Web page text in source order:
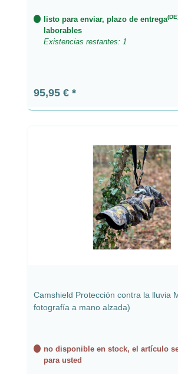
listo para enviar, plazo de entrega
laborables
Existencias restantes: 1
Precio normal:
95,95 €
Camshield Protección contra la lluvia
fotografía a mano alzada)
no disponible en stock, el artículo
para usted